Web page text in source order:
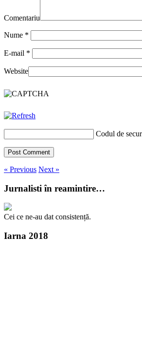
Comentariu
Nume *
E-mail *
Website
Codul de
« Previous Next »
Jurnalisti în reamintire…
Cei ce ne-au dat consistență.
Iarna 2018